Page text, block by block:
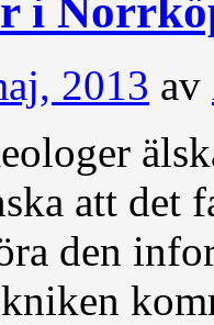
i
2013 av
att det
den